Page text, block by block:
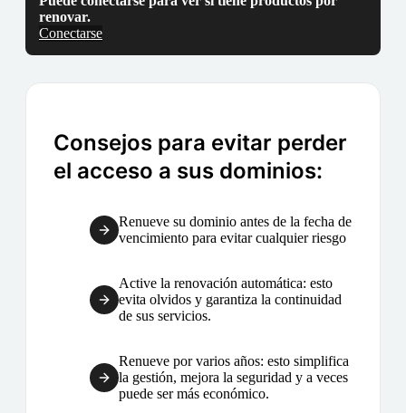
renovar.
Conectarse
Consejos para evitar perder
el acceso a sus dominios:
Renueve su dominio antes de la fecha de
vencimiento para evitar cualquier riesgo
Active la renovación automática: esto
evita olvidos y garantiza la continuidad
de sus servicios.
Renueve por varios años: esto simplifica
la gestión, mejora la seguridad y a veces
puede ser más económico.